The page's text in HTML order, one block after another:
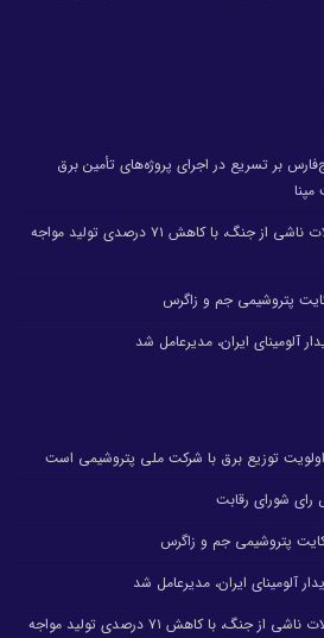
بر تسریع در اجرای پروژه‌های تأمین برق
پتروشیمی اروند پس از اختلالات ناشی از جنگ، با کاهش ۷۱ درصدی تولید مواجه
پتروشیمی جم و زاگرس
آلومینای ایران، مدیرعامل شد
توزیع برق با شرکت ملی پتروشیمی است
شورای رقابت
پتروشیمی جم و زاگرس
آلومینای ایران، مدیرعامل شد
پتروشیمی اروند پس از اختلالات ناشی از جنگ، با کاهش ۷۱ درصدی تولید مواجه